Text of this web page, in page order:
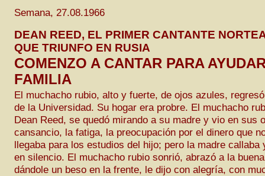
Semana, 27.08.1966
DEAN REED, EL PRIMER CANTANTE
QUE TRIUNFO EN RUSIA
COMENZO A CANTAR PARA
FAMILIA
El muchacho rubio, alto y fuerte, de ojos azules,
de la Universidad. Su hogar era probre. El muchacho
Dean Reed, se quedó mirando a su madre y vio en sus
cansancio, la fatiga, la preocupación por el dinero que
llegaba para los estudios del hijo; pero la madre callaba
en silencio. El muchacho rubio sonrió, abrazó a la
dándole un beso en la frente, le dijo con alegría, con